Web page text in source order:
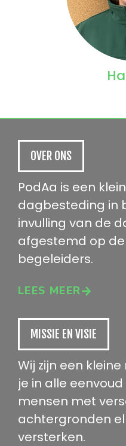
OVER ONS
PodAa is een
dagbesteding in
invulling van de
afgestemd op
begeleiders.
LEES MEER
MISSIE EN VISIE
Wij zijn een
je in alle
mensen met
achtergronden
versterken.